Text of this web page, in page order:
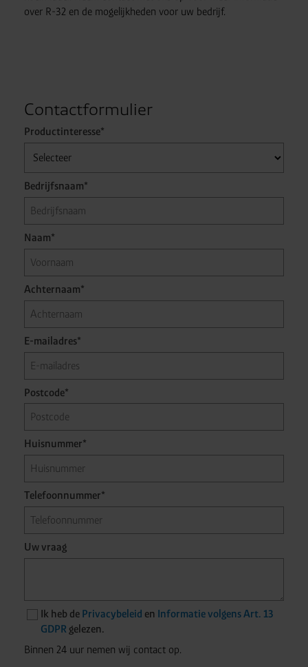
weigeren” te klikken.U kunt uw toestemming op elk
over R-32 en de mogelijkheden voor uw bedrijf.
Contactformulier
Productinteresse*
Bedrijfsnaam*
Naam*
Achternaam*
E-mailadres*
Postcode*
Huisnummer*
Telefoonnummer*
Uw vraag
Ik heb de Privacybeleid en Informatie volgens Art. 13
GDPR gelezen.
Binnen 24 uur nemen wij contact op.